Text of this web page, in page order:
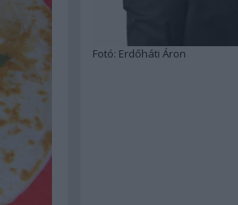
Fotó: Erdőháti Áron